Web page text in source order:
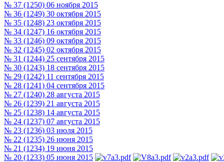
№ 37 (1250) 06 ноября 2015
№ 36 (1249) 30 октября 2015
№ 35 (1248) 23 октября 2015
№ 34 (1247) 16 октября 2015
№ 33 (1246) 09 октября 2015
№ 32 (1245) 02 октября 2015
№ 31 (1244) 25 сентября 2015
№ 30 (1243) 18 сентября 2015
№ 29 (1242) 11 сентября 2015
№ 28 (1241) 04 сентября 2015
№ 27 (1240) 28 августа 2015
№ 26 (1239) 21 августа 2015
№ 25 (1238) 14 августа 2015
№ 24 (1237) 07 августа 2015
№ 23 (1236) 03 июля 2015
№ 22 (1235) 26 июня 2015
№ 21 (1234) 19 июня 2015
№ 20 (1233) 05 июня 2015